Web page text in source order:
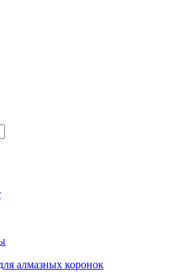
алмазных коронок